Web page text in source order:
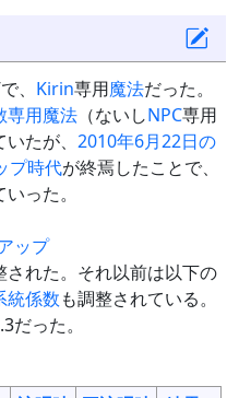
、 Kirin専用魔法だった。
専用魔法 （ないしNPC専用
たが、 2010年6月22日の
プ時代が終焉したことで、
った。
ップ
された。それ以前は以下の
統係数も調整されている。
だった。